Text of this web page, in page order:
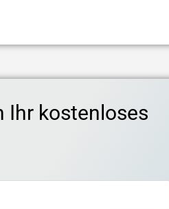
Ihr kostenloses